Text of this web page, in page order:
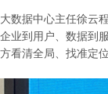
数据中心主任徐云
业到用户、数据到
看清全局、找准定